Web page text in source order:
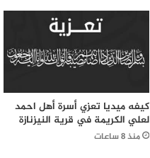
كيفه ميديا تعزي أسرة أهل احمد
لعلي الكريمة في قرية النيزنازة
منذ 8 ساعات